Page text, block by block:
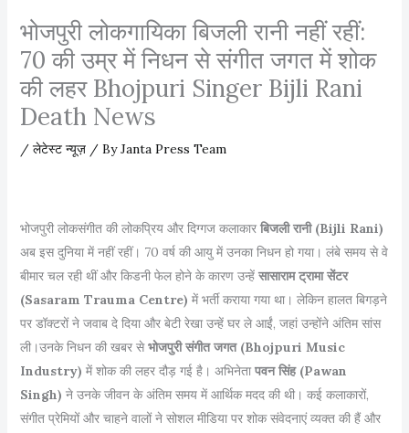
भोजपुरी लोकगायिका बिजली रानी नहीं रहीं:
70 की उम्र में निधन से संगीत जगत में शोक
की लहर Bhojpuri Singer Bijli Rani
Death News
/ लेटेस्ट न्यूज़/ ByJanta Press Team
भोजपुरी लोकसंगीत की लोकप्रिय और दिग्गज कलाकार बिजली रानी (Bijli Rani)
अब इस दुनिया में नहीं रहीं। 70 वर्ष की आयु में उनका निधन हो गया। लंबे समय से वे
बीमार चल रही थीं और किडनी फेल होने के कारण उन्हें सासाराम ट्रामा सेंटर
(Sasaram Trauma Centre) में भर्ती कराया गया था। लेकिन हालत बिगड़ने
पर डॉक्टरों ने जवाब दे दिया और बेटी रेखा उन्हें घर ले आईं, जहां उन्होंने अंतिम सांस
ली।उनके निधन की खबर सेभोजपुरी संगीत जगत (Bhojpuri Music
Industry) में शोक की लहर दौड़ गई है। अभिनेता पवन सिंह (Pawan
Singh) ने उनके जीवन के अंतिम समय में आर्थिक मदद की थी। कई कलाकारों,
संगीत प्रेमियों और चाहने वालों ने सोशल मीडिया पर शोक संवेदनाएं व्यक्त की हैं और